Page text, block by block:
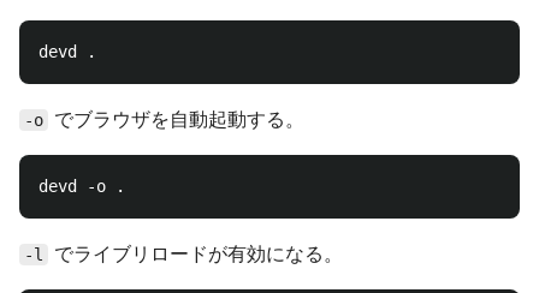
-o でブラウザを自動起動する。
-l でライブリロードが有効になる。